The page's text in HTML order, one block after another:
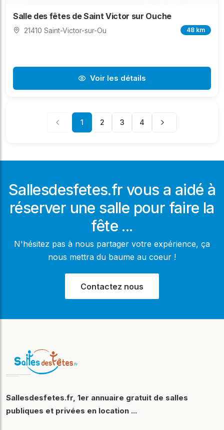
Salle des fêtes de Saint Victor sur Ouche
21410 Saint-Victor-sur-Ou 48 km
Voir les détails
1 2 3 4
Sallesdesfetes.fr vous a aidé à
réserver une salle pour faire la
fête ...
N'hésitez pas à nous partager votre expérience, ça
nous mettra du baume au coeur !
Contactez nous
Sallesdesfetes.fr, 1er annuaire gratuit de salles
publiques et privées en location ...